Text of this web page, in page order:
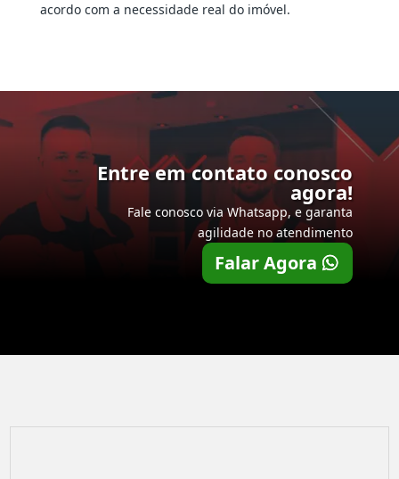
acordo com a necessidade real do imóvel.
Entre em contato conosco
agora!
Fale conosco via Whatsapp, e garanta
agilidade no atendimento
Falar Agora